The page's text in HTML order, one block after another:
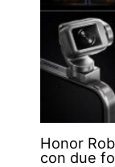
Honor
con due